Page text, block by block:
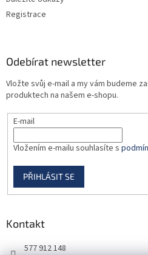
Registrace
Odebírat newsletter
Vložte svůj e-mail a my vám budeme
produktech na našem e-shopu.
E-mail
Vložením e-mailu souhlasíte s
PŘIHLÁSIT SE
Kontakt
577 912 148